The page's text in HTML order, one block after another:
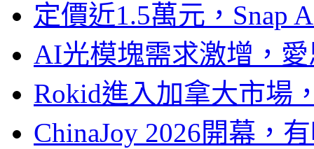
定價近1.5萬元，Snap
AI光模塊需求激增，
Rokid進入加拿大市場
ChinaJoy 2026開幕，